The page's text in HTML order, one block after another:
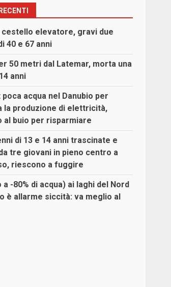
cestello elevatore, gravi due
40 e 67 anni
50 metri dal Latemar, morta una
anni
poca acqua nel Danubio per
la produzione di elettricità,
al buio per risparmiare
di 13 e 14 anni trascinate e
tre giovani in pieno centro a
riescono a fuggire
a -80% di acqua) ai laghi del Nord
è allarme siccità: va meglio al